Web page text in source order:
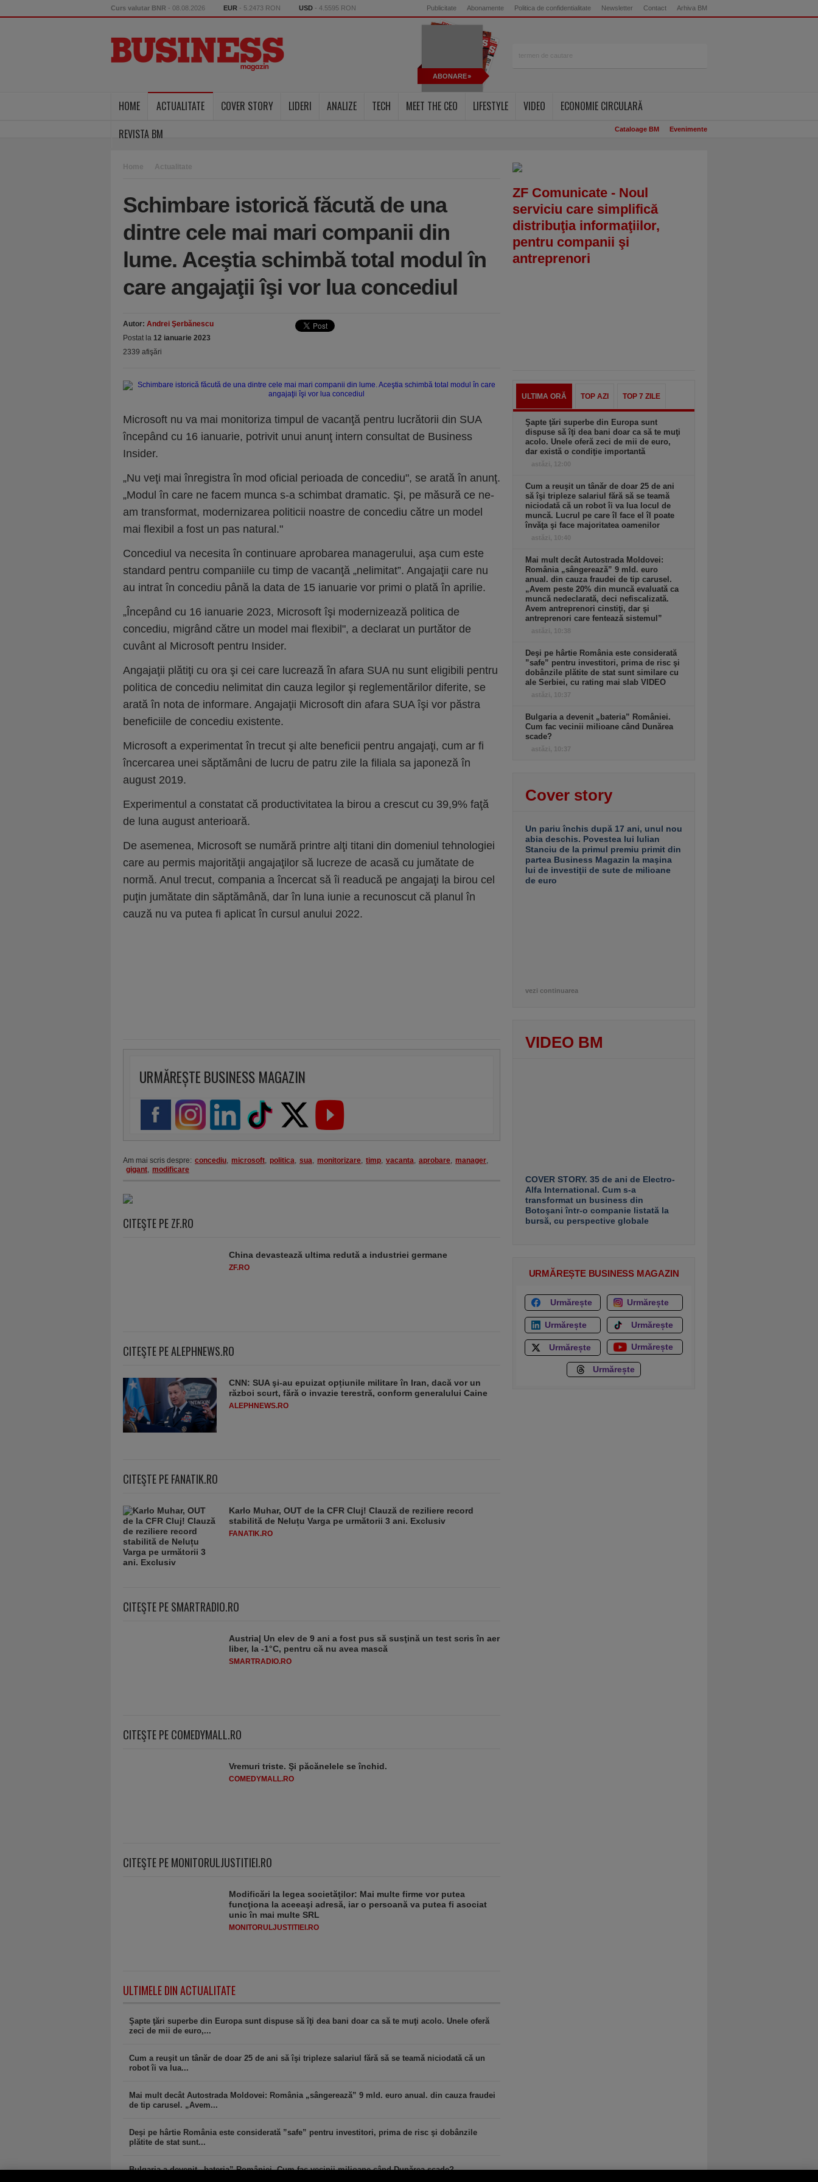
Curs valutar BNR - 08.08.2026 EUR - 5.2473 RON USD - 4.5595 RON Publicitate Abonamente Politica de confidentialitate Newsletter Contact Arhiva BM
ABONARE
HOME ACTUALITATE COVER STORY LIDERI ANALIZE TECH MEET THE CEO LIFESTYLE VIDEO
ECONOMIE CIRCULARĂ
REVISTA BM
Cataloage BM Evenimente
Home Actualitate
Schimbare istorică făcută de una
dintre cele mai mari companii din
lume. Aceştia schimbă total modul în
care angajaţii îşi vor lua concediul
Autor: Andrei Şerbănescu
Postat la 12 ianuarie 2023
2339 afişări
Microsoft nu va mai monitoriza timpul de vacanţă pentru lucrătorii din SUA
începând cu 16 ianuarie, potrivit unui anunţ intern consultat de Business
Insider.
„Nu veţi mai înregistra în mod oficial perioada de concediu", se arată în anunţ.
„Modul în care ne facem munca s-a schimbat dramatic. Şi, pe măsură ce ne-
am transformat, modernizarea politicii noastre de concediu către un model
mai flexibil a fost un pas natural."
Concediul va necesita în continuare aprobarea managerului, aşa cum este
standard pentru companiile cu timp de vacanţă „nelimitat”. Angajaţii care nu
au intrat în concediu până la data de 15 ianuarie vor primi o plată în aprilie.
„Începând cu 16 ianuarie 2023, Microsoft îşi modernizează politica de
concediu, migrând către un model mai flexibil", a declarat un purtător de
cuvânt al Microsoft pentru Insider.
Angajaţii plătiţi cu ora şi cei care lucrează în afara SUA nu sunt eligibili pentru
politica de concediu nelimitat din cauza legilor şi reglementărilor diferite, se
arată în nota de informare. Angajaţii Microsoft din afara SUA îşi vor păstra
beneficiile de concediu existente.
Microsoft a experimentat în trecut şi alte beneficii pentru angajaţi, cum ar fi
încercarea unei săptămâni de lucru de patru zile la filiala sa japoneză în
august 2019.
Experimentul a constatat că productivitatea la birou a crescut cu 39,9% faţă
de luna august anterioară.
De asemenea, Microsoft se numără printre alţi titani din domeniul tehnologiei
care au permis majorităţii angajaţilor să lucreze de acasă cu jumătate de
normă. Anul trecut, compania a încercat să îi readucă pe angajaţi la birou cel
puţin jumătate din săptămână, dar în luna iunie a recunoscut că planul în
cauză nu va putea fi aplicat în cursul anului 2022.
URMĂREȘTE BUSINESS MAGAZIN
Am mai scris despre: concediu, microsoft, politica, sua, monitorizare, timp, vacanta, aprobare, manager,
gigant, modificare
CITEŞTE PE ZF.RO
China devastează ultima redută a industriei germane
ZF.RO
CITEŞTE PE ALEPHNEWS.RO
CNN: SUA şi-au epuizat opțiunile militare în Iran, dacă vor un
război scurt, fără o invazie terestră, conform generalului Caine
ALEPHNEWS.RO
CITEŞTE PE FANATIK.RO
Karlo Muhar, OUT de la CFR Cluj! Clauză de reziliere record
stabilită de Neluțu Varga pe următorii 3 ani. Exclusiv
FANATIK.RO
CITEŞTE PE SMARTRADIO.RO
Austria| Un elev de 9 ani a fost pus să susţină un test scris în aer
liber, la -1°C, pentru că nu avea mască
SMARTRADIO.RO
CITEŞTE PE COMEDYMALL.RO
Vremuri triste. Şi păcănelele se închid.
COMEDYMALL.RO
CITEŞTE PE MONITORULJUSTITIEI.RO
Modificări la legea societăţilor: Mai multe firme vor putea
funcţiona la aceeaşi adresă, iar o persoană va putea fi asociat
unic în mai multe SRL
MONITORULJUSTITIEI.RO
ULTIMELE DIN ACTUALITATE
Şapte ţări superbe din Europa sunt dispuse să îţi dea bani doar ca să te muţi acolo. Unele oferă
zeci de mii de euro,...
Cum a reuşit un tânăr de doar 25 de ani să îşi tripleze salariul fără să se teamă niciodată că un
robot îi va lua...
Mai mult decât Autostrada Moldovei: România „sângerează” 9 mld. euro anual. din cauza fraudei
de tip carusel. „Avem...
Deşi pe hârtie România este considerată ”safe” pentru investitori, prima de risc şi dobânzile
plătite de stat sunt...
Bulgaria a devenit „bateria” României. Cum fac vecinii milioane când Dunărea scade?
ZF Comunicate - Noul
serviciu care simplifică
distribuţia informaţiilor,
pentru companii şi
antreprenori
ULTIMA ORĂ TOP AZI TOP 7 ZILE
Şapte ţări superbe din Europa sunt
dispuse să îţi dea bani doar ca să te muţi
acolo. Unele oferă zeci de mii de euro,
dar există o condiţie importantă
astăzi, 12:00
Cum a reuşit un tânăr de doar 25 de ani
să îşi tripleze salariul fără să se teamă
niciodată că un robot îi va lua locul de
muncă. Lucrul pe care îl face el îl poate
învăţa şi face majoritatea oamenilor
astăzi, 10:40
Mai mult decât Autostrada Moldovei:
România „sângerează” 9 mld. euro
anual. din cauza fraudei de tip carusel.
„Avem peste 20% din muncă evaluată ca
muncă nedeclarată, deci nefiscalizată.
Avem antreprenori cinstiţi, dar şi
antreprenori care fentează sistemul”
astăzi, 10:38
Deşi pe hârtie România este considerată
”safe” pentru investitori, prima de risc şi
dobânzile plătite de stat sunt similare cu
ale Serbiei, cu rating mai slab VIDEO
astăzi, 10:37
Bulgaria a devenit „bateria” României.
Cum fac vecinii milioane când Dunărea
scade?
astăzi, 10:37
Cover story
Un pariu închis după 17 ani, unul nou
abia deschis. Povestea lui Iulian
Stanciu de la primul premiu primit din
partea Business Magazin la maşina
lui de investiţii de sute de milioane
de euro
vezi continuarea
VIDEO BM
COVER STORY. 35 de ani de Electro-
Alfa International. Cum s-a
transformat un business din
Botoşani într-o companie listată la
bursă, cu perspective globale
URMĂREȘTE BUSINESS MAGAZIN
Urmărește Urmărește
Urmărește Urmărește
Urmărește Urmărește
Urmărește